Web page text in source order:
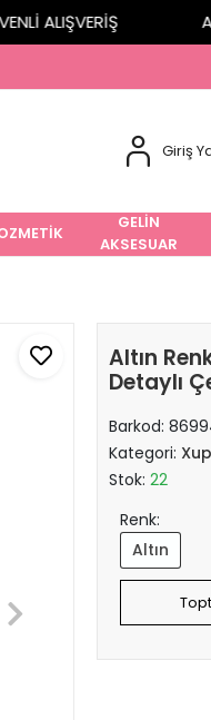
ALIŞVERİŞ
Giriş
GELİN
AKSESUAR
Altın
Detaylı
Barkod:
Kategori:
Stok:22
Renk:
Altın